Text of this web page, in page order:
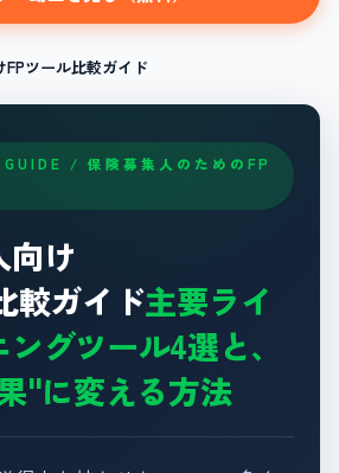
ツール比較ガイド
/ 保険募集人のためのFP
向け
較ガイド主要ライ
グツール4選と、
"に変える方法